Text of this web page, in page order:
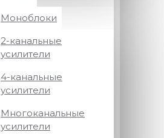
Моноблоки
2-канальные
усилители
4-канальные
усилители
Многоканальные
усилители